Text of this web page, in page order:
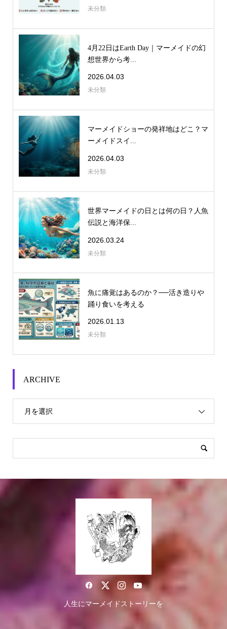
未分類
4月22日はEarth Day｜マーメイドの幻
想世界から考...
2026.04.03
未分類
マーメイドショーの発祥地はどこ？マ
ーメイドスイ...
2026.04.03
未分類
世界マーメイドの日とは何の日？人魚
伝説と海洋保...
2026.03.24
未分類
魚に痛覚はあるのか？──活き造りや
踊り食いを考える
2026.01.13
未分類
ARCHIVE
月を選択
人生にマーメイドストーリーを